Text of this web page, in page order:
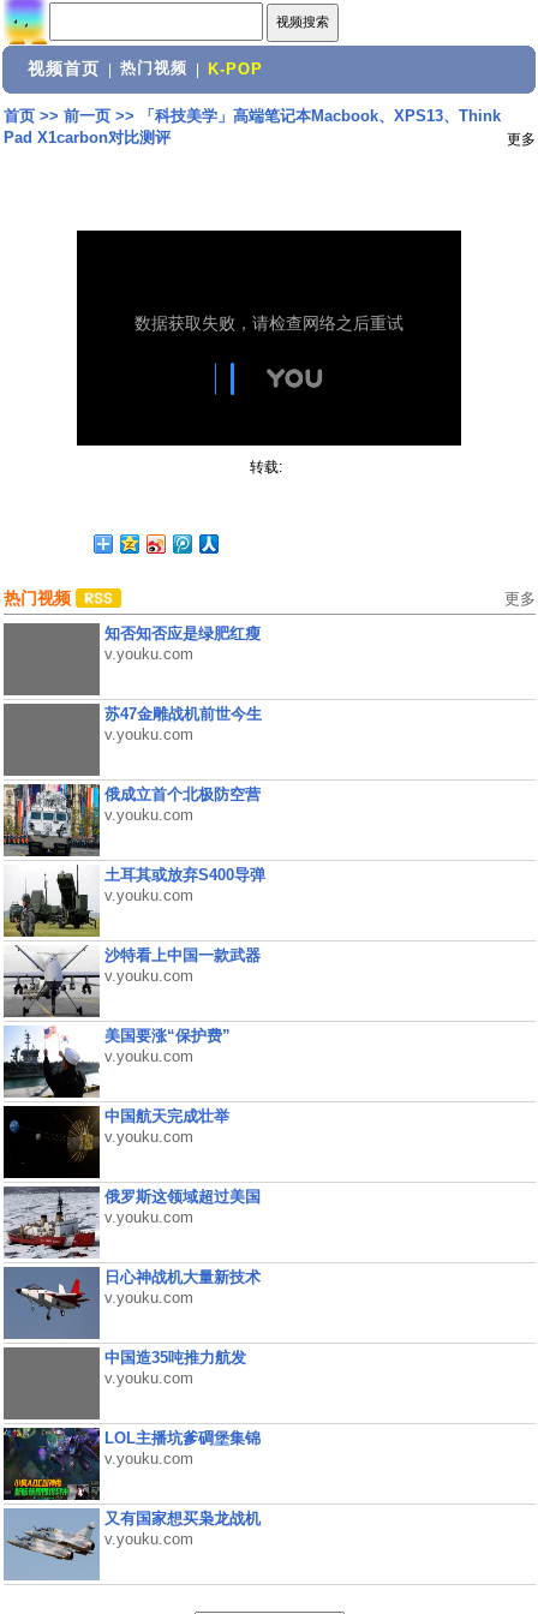
视频首页 热门视频 K-POP
首页>> 前一页>>
「科技美学」高端笔记本Macbook、XPS13、Think
Pad X1carbon对比测评
更多
转载:
热门视频 更多
知否知否应是绿肥红瘦
v.youku.com
苏47金雕战机前世今生
v.youku.com
俄成立首个北极防空营
v.youku.com
土耳其或放弃S400导弹
v.youku.com
沙特看上中国一款武器
v.youku.com
美国要涨“保护费”
v.youku.com
中国航天完成壮举
v.youku.com
俄罗斯这领域超过美国
v.youku.com
日心神战机大量新技术
v.youku.com
中国造35吨推力航发
v.youku.com
LOL主播坑爹碉堡集锦
v.youku.com
又有国家想买枭龙战机
v.youku.com